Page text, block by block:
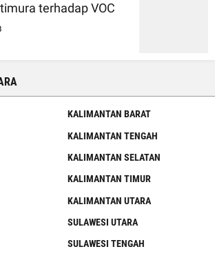
terhadap VOC
KALIMANTAN BARAT
KALIMANTAN TENGAH
KALIMANTAN SELATAN
KALIMANTAN TIMUR
KALIMANTAN UTARA
SULAWESI UTARA
SULAWESI TENGAH